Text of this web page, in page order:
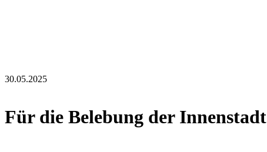
30.05.2025
Für die Belebung der Innenstadt